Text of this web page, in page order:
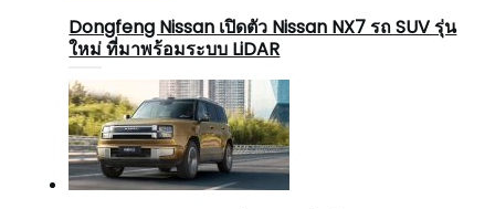
Dongfeng Nissan เปิดตัว Nissan NX7 รถ SUV รุ่น
ใหม่ ที่มาพร้อมระบบ LiDAR